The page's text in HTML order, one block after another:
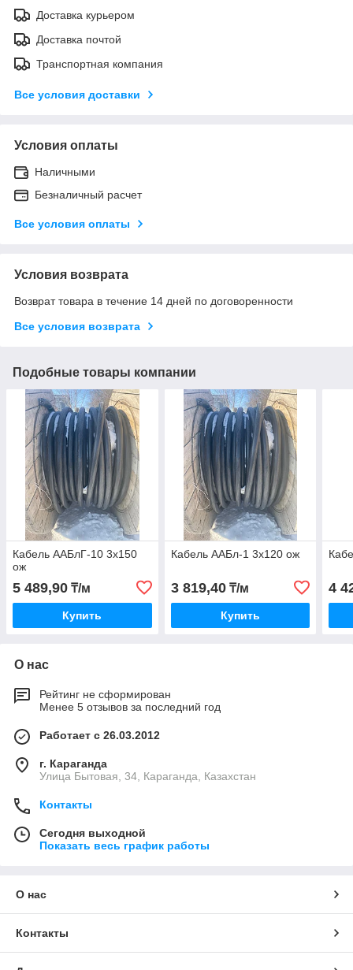
Доставка курьером
Доставка почтой
Транспортная компания
Все условия доставки
Условия оплаты
Наличными
Безналичный расчет
Все условия оплаты
Условия возврата
Возврат товара в течение 14 дней по договоренности
Все условия возврата
Подобные товары компании
Кабель ААБлГ-10 3х150
ож
5 489,90 ₸/м
Купить
Кабель ААБл-1 3х120 ож
3 819,40₸/м
Купить
4
О нас
Рейтинг не сформирован
Менее 5 отзывов за последний год
Работает с 26.03.2012
г. Караганда
Улица Бытовая, 34, Караганда, Казахстан
Контакты
Сегодня выходной
Показать весь график работы
О нас
Контакты